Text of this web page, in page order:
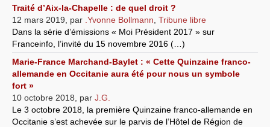
Traité d’Aix-la-Chapelle : de quel droit ?
12 mars 2019
par .Yvonne Bollmann Tribune libre
Dans la série d’émissions « Moi Président 2017 » sur
Franceinfo, l’invité du 15 novembre 2016 (…)
Marie-France Marchand-Baylet : « Cette Quinzaine franco-
allemande en Occitanie aura été pour nous un symbole
fort »
10 octobre 2018
par J.G.
Le 3 octobre 2018, la première Quinzaine franco-allemande en
Occitanie s’est achevée sur le parvis de l’Hôtel de Région de